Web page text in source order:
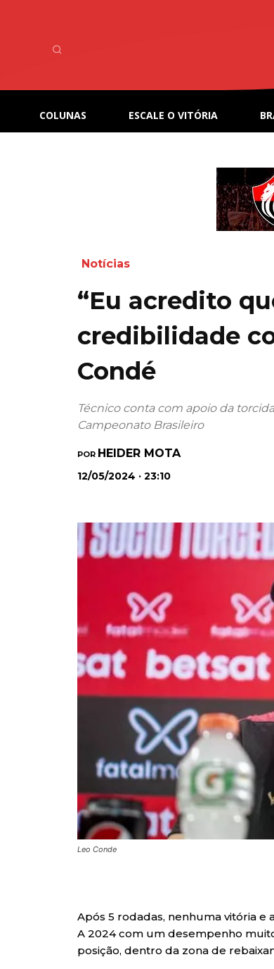
COLUNAS ESCALE O VITÓRIA
Notícias
“Eu acredito
credibilidade
Condé
Técnico conta com apoio da
Campeonato Brasileiro
POR HEIDER MOTA
12/05/2024 · 23:10
Leo Conde
Após 5 rodadas, nenhuma vitória e
A 2024 com um desempenho
posição, dentro da zona de